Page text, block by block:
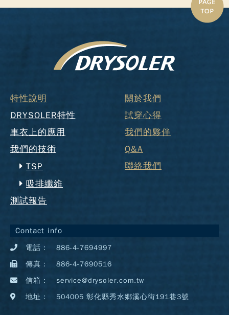
特性說明
DRYSOLER特性
車衣上的應用
我們的技術
TSP
吸排纖維
測試報告
關於我們
試穿心得
我們的夥伴
Q&A
聯絡我們
Contact info
電話：
886-4-7694997
傳真：
886-4-7690516
信箱：
service@drysoler.com.tw
地址：
504005 彰化縣秀水鄉溪心街191巷3號